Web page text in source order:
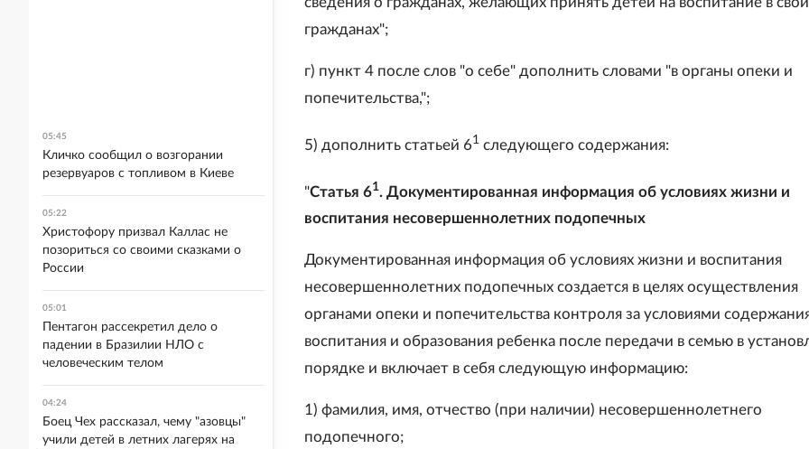
гражданах";
г) пункт 4 после слов "о себе" дополнить словами "в органы опеки и
попечительства,";
5) дополнить статьей 61 следующего содержания:
"Статья 61. Документированная информация об условиях жизни и
воспитания несовершеннолетних подопечных
Документированная информация об условиях жизни и воспитания
несовершеннолетних подопечных создается в целях осуществления
органами опеки и попечительства контроля за условиями
воспитания и образования ребенка после передачи в семью в
порядке и включает в себя следующую информацию:
1) фамилия, имя, отчество (при наличии) несовершеннолетнего
подопечного;
05:45
Кличко сообщил о возгорании
резервуаров с топливом в Киеве
05:22
Христофору призвал Каллас не
позориться со своими сказками о
России
05:01
Пентагон рассекретил дело о
падении в Бразилии НЛО с
человеческим телом
04:24
Боец Чех рассказал, чему "азовцы"
учили детей в летних лагерях на